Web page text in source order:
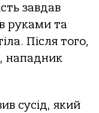
завдав
руками та
Після того,
нападник
сусід, який